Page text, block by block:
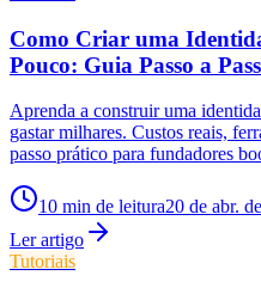
Como Criar uma
Pouco: Guia Passo a
Aprenda a construir uma
gastar milhares. Custos reais,
passo prático para fundadores
10 min de leitura20 de abr.
Ler artigo
Tutoriais